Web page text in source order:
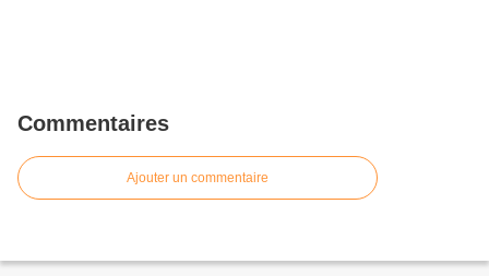
Commentaires
Ajouter un commentaire